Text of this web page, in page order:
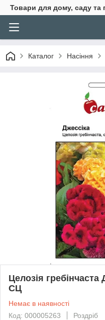
Товари для дому, саду та
Каталог Насіння
Целозія гребінчаста
СЦ
Немає в наявності
Код: 000005263
Роздріб